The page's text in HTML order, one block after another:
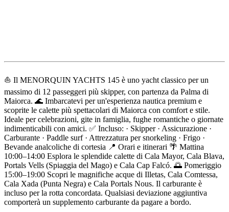
Descrizione
⛵️ Il MENORQUIN YACHTS 145 è uno yacht classico per un
massimo di 12 passeggeri più skipper, con partenza da Palma di
Maiorca. 🌊 Imbarcatevi per un'esperienza nautica premium e
scoprite le calette più spettacolari di Maiorca con comfort e stile.
Ideale per celebrazioni, gite in famiglia, fughe romantiche o giornate
indimenticabili con amici. ✅ Incluso: · Skipper · Assicurazione ·
Carburante · Paddle surf · Attrezzatura per snorkeling · Frigo ·
Bevande analcoliche di cortesia 📍 Orari e itinerari 🌴 Mattina
10:00–14:00 Esplora le splendide calette di Cala Mayor, Cala Blava,
Portals Vells (Spiaggia del Mago) e Cala Cap Falcó. 🌅 Pomeriggio
15:00–19:00 Scopri le magnifiche acque di Illetas, Cala Comtessa,
Cala Xada (Punta Negra) e Cala Portals Nous. Il carburante è
incluso per la rotta concordata. Qualsiasi deviazione aggiuntiva
comporterà un supplemento carburante da pagare a bordo.